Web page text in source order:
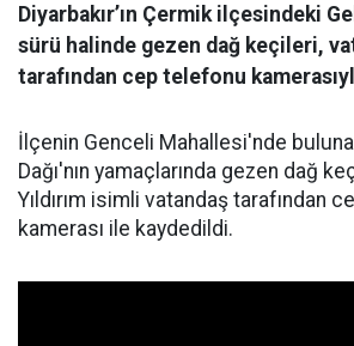
Diyarbakır’ın Çermik ilçesindeki
sürü halinde gezen dağ keçileri,
tarafından cep telefonu
İlçenin Genceli Mahallesi'nde
Dağı'nın yamaçlarında gezen dağ
Yıldırım isimli vatandaş tarafından
kamerası ile kaydedildi.